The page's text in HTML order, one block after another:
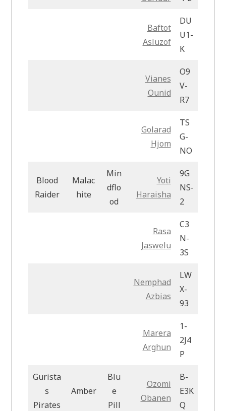
Baftot
Asluzof
DU
U1-
K
Vianes
Ounid
O9
V-
R7
Golarad
Hjom
TS
G-
NO
Blood
Raider
Malac
hite
Min
dflo
od
Yoti
Haraisha
9G
NS-
2
Rasa
Jaswelu
C3
N-
3S
Nemphad
Azbias
LW
X-
93
Marera
Arghun
1-
2J4
P
Gurista
s
Pirates
Amber
Blu
e
Pill
Ozomi
Obanen
B-
E3K
Q